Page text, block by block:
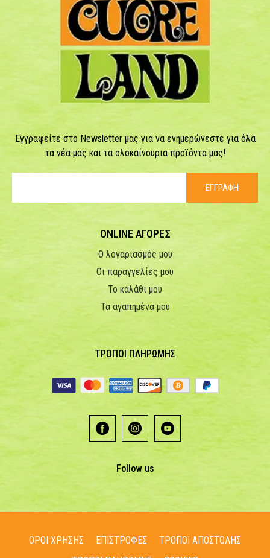
Εγγραφείτε στο Newsletter μας για να ενημερώνεστε για όλα
τα νέα μας και τα ολοκαίνουρια προϊόντα μας!
ΕΓΓΡΑΦΗ
ONLINE ΑΓΟΡΕΣ
Ο λογαριασμός μου
Οι παραγγελίες μου
Το καλάθι μου
Τα αγαπημένα μου
ΤΡΟΠΟΙ ΠΛΗΡΩΜΗΣ
Follow us
ΟΡΟΙ ΧΡΗΣΗΣ ΕΠΙΣΤΡΟΦΕΣ
ΤΡΟΠΟΙ ΑΠΟΣΤΟΛΗΣ